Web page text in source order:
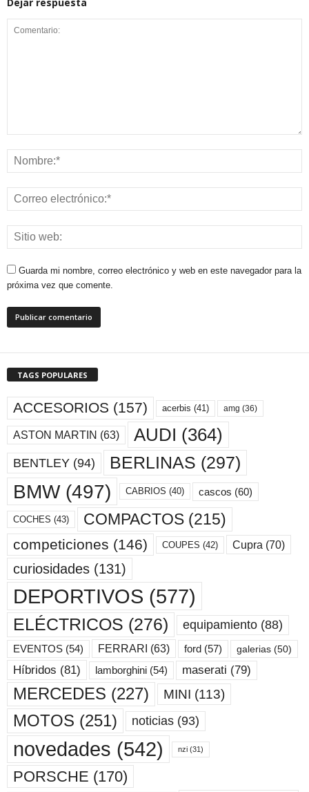
Dejar respuesta
Guarda mi nombre, correo electrónico y web en este navegador para la
próxima vez que comente.
TAGS POPULARES
ACCESORIOS (157) acerbis (41) amg (36)
ASTON MARTIN (63) AUDI (364)
BENTLEY (94) BERLINAS (297)
BMW(497) CABRIOS (40) cascos (60)
COCHES (43) COMPACTOS (215)
competiciones (146) COUPES (42) Cupra (70)
curiosidades (131)
DEPORTIVOS (577)
ELÉCTRICOS (276) equipamiento (88)
EVENTOS (54) FERRARI (63) ford (57) galerias (50)
Híbridos (81) lamborghini (54) maserati (79)
MERCEDES (227) MINI (113)
MOTOS (251) noticias (93)
novedades (542) nzi (31)
PORSCHE (170)